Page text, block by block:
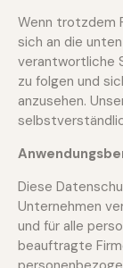
Wenn trotzdem
sich an die
verantwortliche
zu folgen und
anzusehen.
Diese
Unternehmen
und für alle
beauftragte